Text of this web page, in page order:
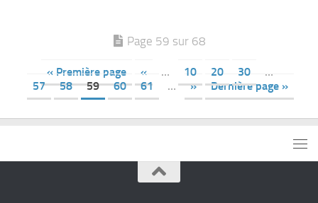
Page 59 sur 68
« Première page « … 10 20 30
…
57
58 59 60 61 … » Dernière page »